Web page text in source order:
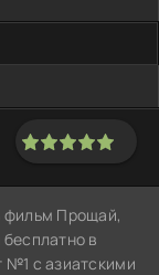
фильм Прощай,
в
№1 с азиатскими